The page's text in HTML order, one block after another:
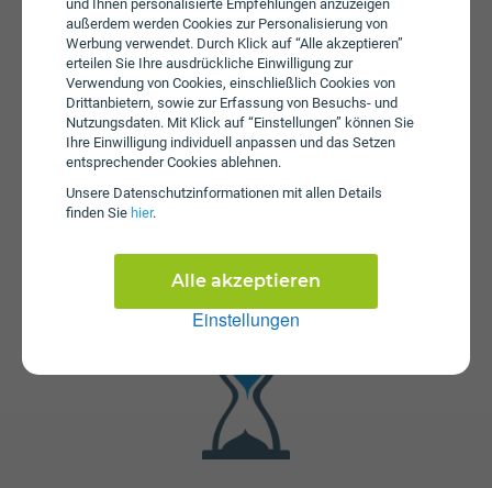
und Ihnen personalisierte Empfehlungen anzuzeigen
außerdem werden Cookies zur Personalisierung von
Werbung verwendet. Durch Klick auf “Alle akzeptieren”
erteilen Sie Ihre ausdrückliche Einwilligung zur
Verwendung von Cookies, einschließlich Cookies von
Drittanbietern, sowie zur Erfassung von Besuchs- und
Nutzungsdaten. Mit Klick auf “Einstellungen” können Sie
Ihre Einwilligung individuell anpassen und das Setzen
entsprechender Cookies ablehnen.
Unsere Daten­schutz­informationen mit allen Details
finden Sie hier.
Einstellungen
Alle akzeptieren
monatliche Gebühren von € 69,00 an. Die jährliche
Servicepauschale beträgt € 33,00.
Die Vertragslaufzeit bei gigakraft 500 + TV L mit
Jugendbonus beträgt 24 Monate. Die Kündigungsfrist
beträgt 1 Monat.